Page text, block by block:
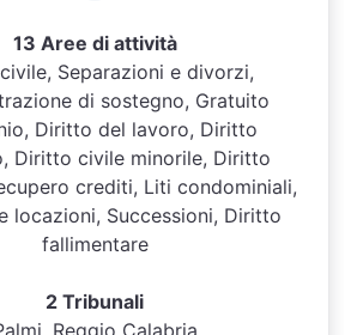
13 Aree di attività
Separazioni e divorzi,
di sostegno, Gratuito
Diritto del lavoro, Diritto
Diritto civile minorile, Diritto
crediti, Liti condominiali,
locazioni, Successioni, Diritto
fallimentare
2 Tribunali
Reggio Calabria